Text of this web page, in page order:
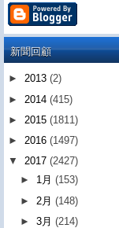
新聞回顧
► 2013 (2)
► 2014 (415)
► 2015 (1811)
► 2016 (1497)
▼ 2017 (2427)
► 1月(153)
► 2月(148)
►3月(214)